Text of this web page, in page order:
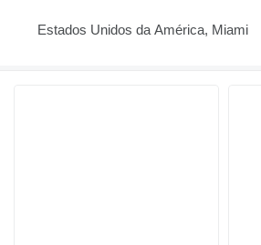
Estados Unidos da América, Miami